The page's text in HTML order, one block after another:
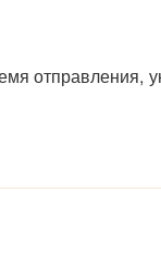
отправления,